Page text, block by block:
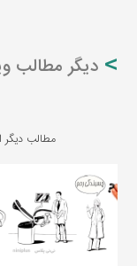
دیگر مطالب
مطالب